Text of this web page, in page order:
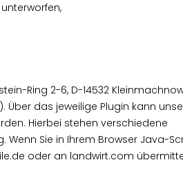
Ring 2-6, D-14532
Über das jeweilige Plugin kann
Hierbei stehen verschiedene
Wenn Sie in Ihrem Browser Java-
oder an landwirt.com